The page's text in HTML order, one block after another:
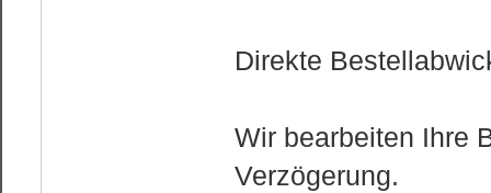
Direkte
Wir bearbeiten Ihre
Verzögerung.